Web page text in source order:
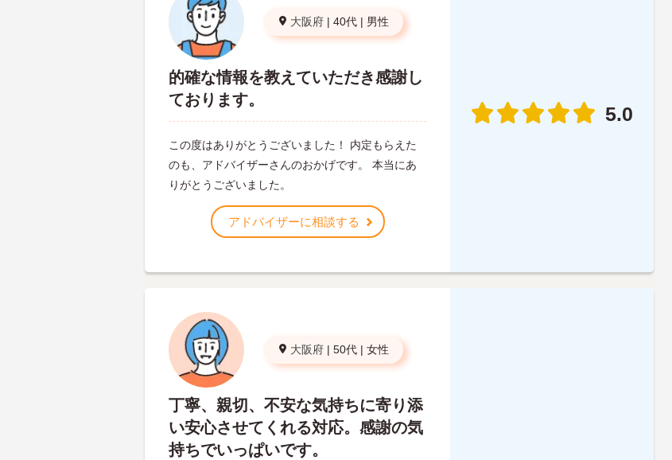
大阪府 | 40代 | 男性
的確な情報を教えていただき感謝し
ております。
この度はありがとうございました！ 内定もらえた
のも、アドバイザーさんのおかげです。 本当にあ
りがとうございました。
アドバイザーに相談する
5.0
大阪府 | 50代 | 女性
丁寧、親切、不安な気持ちに寄り添
い安心させてくれる対応。感謝の気
持ちでいっぱいです。